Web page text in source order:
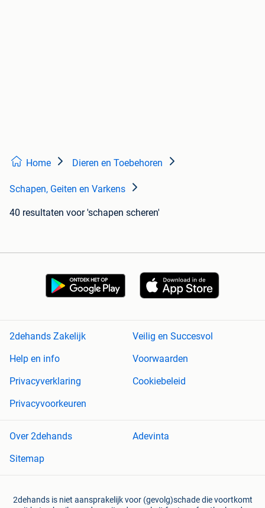
Home Dieren en Toebehoren
Schapen, Geiten en Varkens
40 resultaten voor 'schapen scheren'
2dehands Zakelijk
Veilig en Succesvol
Help en info
Voorwaarden
Privacyverklaring
Cookiebeleid
Privacyvoorkeuren
Over 2dehands
Adevinta
Sitemap
2dehands is niet aansprakelijk voor (gevolg)schade die voortkomt